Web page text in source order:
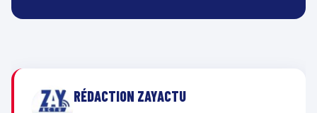
RÉDACTION ZAYACTU